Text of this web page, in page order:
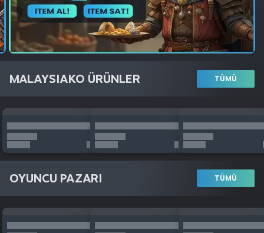
MALAYSIAKO ÜRÜNLER TÜMÜ
OYUNCU PAZARI TÜMÜ